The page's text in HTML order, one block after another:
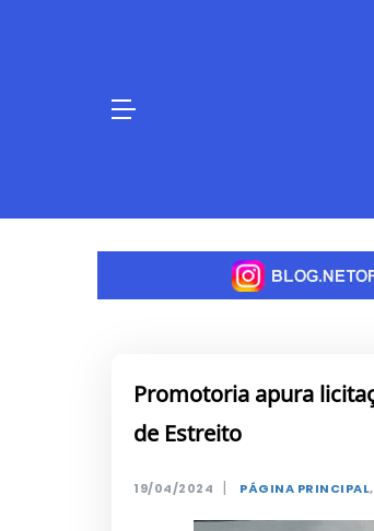
Promotoria apura
de Estreito
19/04/2024 | PÁGINA PRINCIPAL,